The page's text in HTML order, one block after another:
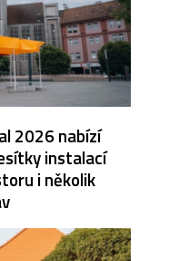
2026 nabízí
instalací
i několik